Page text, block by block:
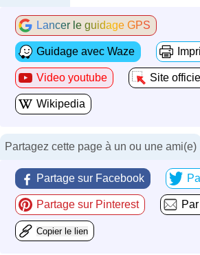
Lancer le guidage GPS
Guidage avec Waze
Video youtube Site officiel
Wikipedia
Partagez cette page à un ou une ami(e)
Partage sur Facebook
Partage sur Pinterest
Copier le lien